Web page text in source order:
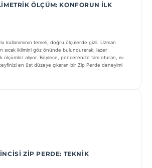
ÖLÇÜM: KONFORUN İLK
kullanımının temeli, doğru ölçülerde gizli. Uzman
sıcak iklimini göz önünde bulundurarak, lazer
ölçümler alıyor. Böylece, pencerenize tam oturan, ısı
keyfinizi en üst düzeye çıkaran bir Zip Perde deneyimi
ZIP PERDE: TEKNIK